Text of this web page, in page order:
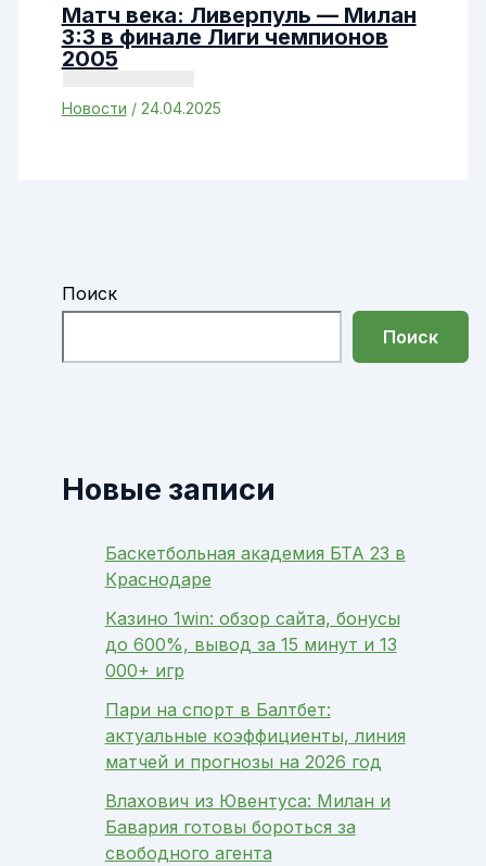
Матч века: Ливерпуль — Милан
3:3 в финале Лиги чемпионов
2005
Новости / 24.04.2025
Поиск
Поиск
Новые записи
Баскетбольная академия БТА 23 в
Краснодаре
Казино 1win: обзор сайта, бонусы
до 600%, вывод за 15 минут и 13
000+ игр
Пари на спорт в Балтбет:
актуальные коэффициенты, линия
матчей и прогнозы на 2026 год
Влахович из Ювентуса: Милан и
Бавария готовы бороться за
свободного агента